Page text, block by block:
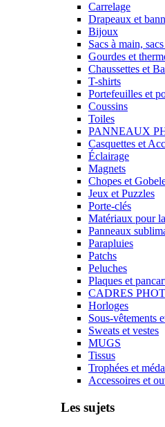
Carrelage
Drapeaux et
Bijoux
Sacs à main,
Gourdes et
Chaussettes et
T-shirts
Portefeuilles et
Coussins
Toiles
PANNEAUX
Casquettes et
Éclairage
Magnets
Chopes et
Jeux et Puzzles
Porte-clés
Matériaux pour
Panneaux
Parapluies
Patchs
Peluches
Plaques et
CADRES
Horloges
Sous-vêtements
Sweats et vestes
MUGS
Tissus
Trophées et
Accessoires et
Les sujets